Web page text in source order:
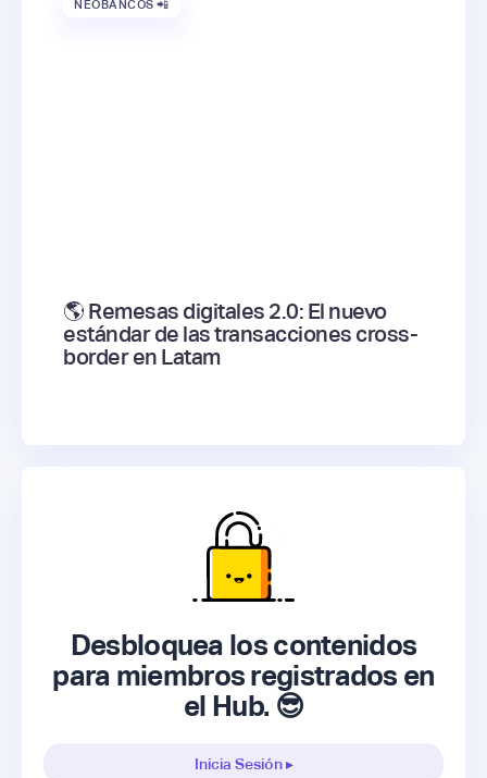
NEOBANCOS 📲
🌎 Remesas digitales 2.0: El nuevo
estándar de las transacciones cross-
border en Latam
Desbloquea los contenidos
para miembros registrados en
el Hub. 😎
Inicia Sesión ▸